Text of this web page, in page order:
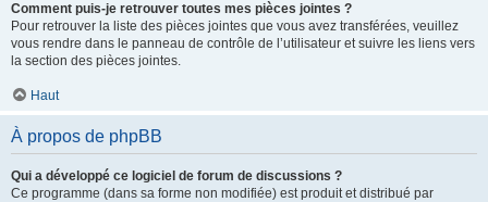
Comment puis-je retrouver toutes mes pièces jointes ?
Pour retrouver la liste des pièces jointes que vous avez transférées, veuillez
vous rendre dans le panneau de contrôle de l’utilisateur et suivre les liens vers
la section des pièces jointes.
Haut
À propos de phpBB
Qui a développé ce logiciel de forum de discussions ?
Ce programme (dans sa forme non modifiée) est produit et distribué par